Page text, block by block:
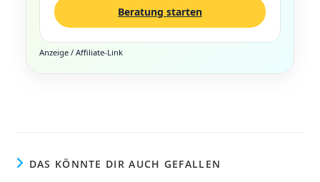
Beratung starten
Anzeige / Affiliate-Link
DAS KÖNNTE DIR AUCH GEFALLEN